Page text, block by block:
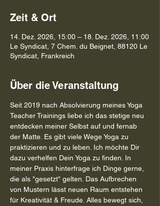
Zeit & Ort
14. Dez. 2026, 15:00 – 18. Dez. 2026, 11:00
Le Syndicat, 7 Chem. du Beignet, 88120 Le
Syndicat, Frankreich
Über die Veranstaltung
Seit 2019 nach Absolvierung meines Yoga
Teacher Trainings liebe ich das stetige neu
entdecken meiner Selbst auf und fernab
der Matte. Es gibt viele Wege Yoga zu
praktizieren und zu leben. Ich möchte Dir
dazu verhelfen Dein Yoga zu finden. In
meiner Praxis hinterfrage ich Dinge gerne,
die als "gesetzt" gelten. Das Aufbrechen
von Mustern lässt neuen Raum entstehen
für Kreativität & Freude. Alles bewegt sich,